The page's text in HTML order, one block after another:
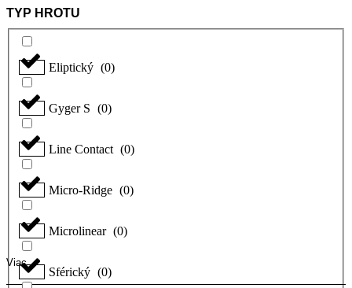
TYP HROTU
Eliptický (0)
Gyger S (0)
Line Contact (0)
Micro-Ridge (0)
Microlinear (0)
Sférický (0)
Viac